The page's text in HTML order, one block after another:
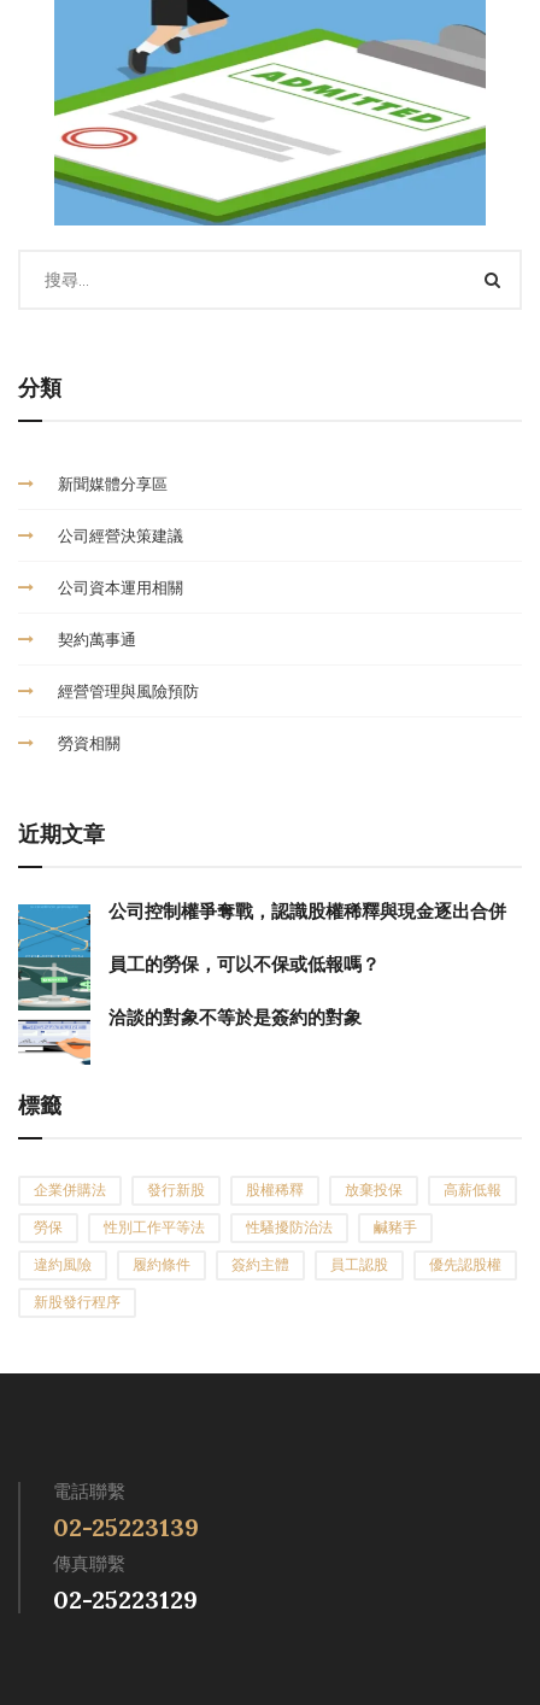
分類
新聞媒體分享區
公司經營決策建議
公司資本運用相關
契約萬事通
經營管理與風險預防
勞資相關
近期文章
公司控制權爭奪戰，認識股權稀釋與現金逐出合併
員工的勞保，可以不保或低報嗎？
洽談的對象不等於是簽約的對象
標籤
企業併購法 發行新股 股權稀釋 放棄投保 高薪低報
勞保 性別工作平等法 性騷擾防治法 鹹豬手
違約風險 履約條件 簽約主體 員工認股 優先認股權
新股發行程序
電話聯繫
02-25223139
傳真聯繫
02-25223129